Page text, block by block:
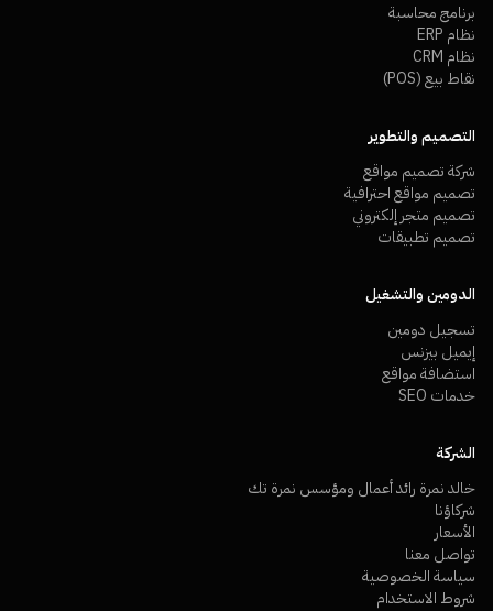
برنامج محاسبة
نظام ERP
نظام CRM
نقاط بيع (POS)
التصميم والتطوير
شركة تصميم مواقع
تصميم مواقع احترافية
تصميم متجر إلكتروني
تصميم تطبيقات
الدومين والتشغيل
تسجيل دومين
إيميل بيزنس
استضافة مواقع
خدمات SEO
الشركة
خالد نمرة رائد أعمال ومؤسس نمرة تك
شركاؤنا
الأسعار
تواصل معنا
سياسة الخصوصية
شروط الاستخدام